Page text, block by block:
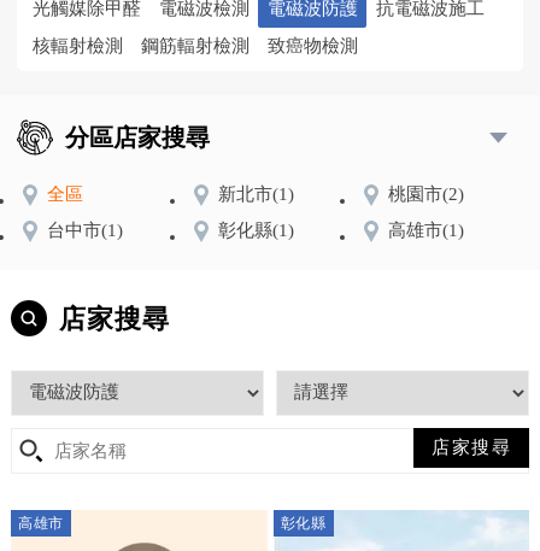
光觸媒除甲醛
電磁波檢測 電磁波防護
抗電磁波施工
核輻射檢測
鋼筋輻射檢測 致癌物檢測
分區店家搜尋
全區 新北市(1) 桃園市(2)
台中市(1) 彰化縣(1) 高雄市(1)
店家搜尋
高雄市 彰化縣